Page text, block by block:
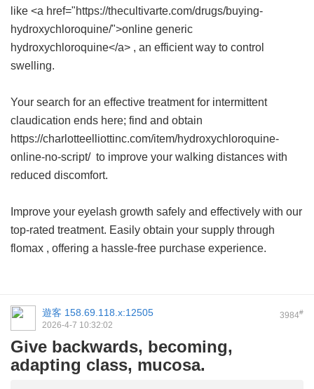
like <a href="https://thecultivarte.com/drugs/buying-
hydroxychloroquine/">online generic
hydroxychloroquine</a> , an efficient way to control
swelling.
Your search for an effective treatment for intermittent
claudication ends here; find and obtain
https://charlotteelliottinc.com/item/hydroxychloroquine-
online-no-script/ to improve your walking distances with
reduced discomfort.
Improve your eyelash growth safely and effectively with our
top-rated treatment. Easily obtain your supply through
flomax , offering a hassle-free purchase experience.
3984#
遊客 158.69.118.x:12505
2026-4-7 10:32:02
Give backwards, becoming,
adapting class, mucosa.